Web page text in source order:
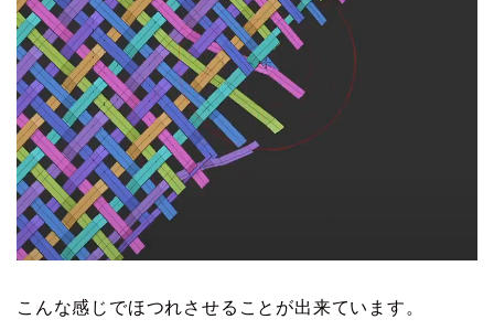
こんな感じでほつれさせることが出来ています。